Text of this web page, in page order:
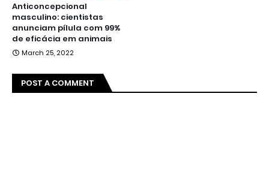
Anticoncepcional
masculino: cientistas
anunciam pílula com 99%
de eficácia em animais
March 25, 2022
POST A COMMENT